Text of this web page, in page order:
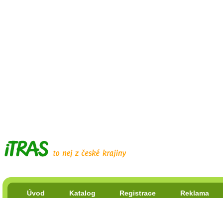
Úvod Katalog Registrace Reklama